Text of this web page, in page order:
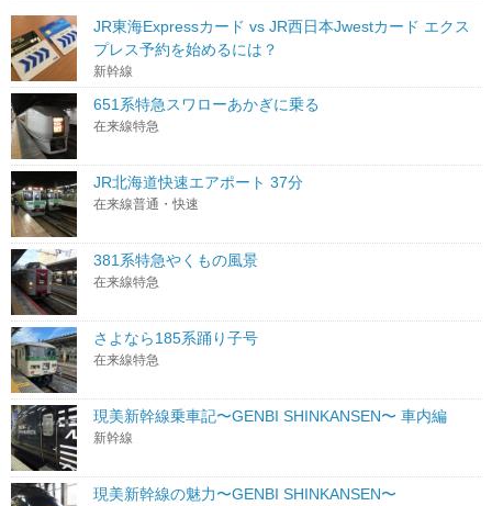
JR東海Expressカード vs JR西日本Jwestカード エクス
プレス予約を始めるには？
新幹線
651系特急スワローあかぎに乗る
在来線特急
JR北海道快速エアポート 37分
在来線普通・快速
381系特急やくもの風景
在来線特急
さよなら185系踊り子号
在来線特急
現美新幹線乗車記〜GENBI SHINKANSEN〜 車内編
新幹線
現美新幹線の魅力〜GENBI SHINKANSEN〜